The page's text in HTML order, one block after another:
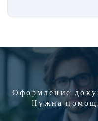
Оформление
Нужна